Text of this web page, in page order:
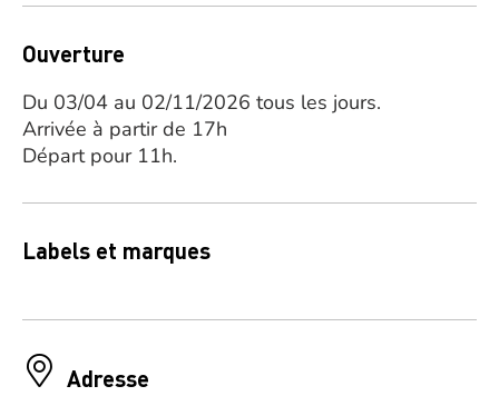
Ouverture
Du 03/04 au 02/11/2026 tous les jours.
Arrivée à partir de 17h
Départ pour 11h.
Labels et marques
Adresse